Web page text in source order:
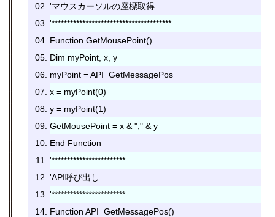
'マウスカーソルの座標取得
'***************************************
Function GetMousePoint()
Dim myPoint, x, y
myPoint = API_GetMessagePos
x = myPoint(0)
y = myPoint(1)
GetMousePoint = x & "," & y
End Function
'************************
'API呼び出し
'************************
Function API_GetMessagePos()